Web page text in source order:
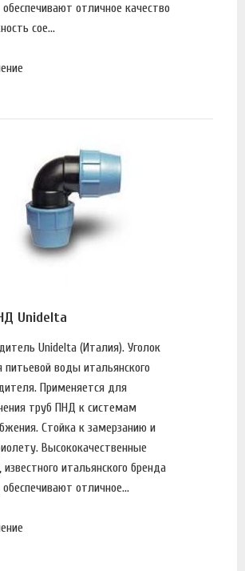
отличное качество
сое...
Unidelta
Unidelta (Италия). Уголок
воды итальянского
Применяется для
труб ПНД к системам
Стойка к замерзанию и
Высококачественные
известного итальянского бренда
отличное...